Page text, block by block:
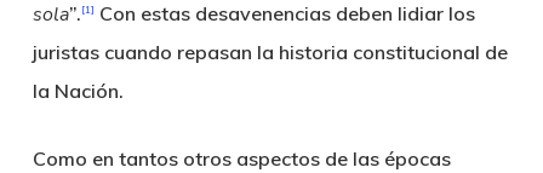
sola”. [1] Con estas desavenencias deben lidiar los
juristas cuando repasan la historia constitucional de
la Nación.
Como en tantos otros aspectos de las épocas